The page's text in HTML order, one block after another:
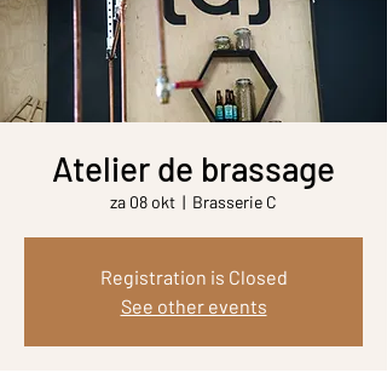
Atelier de brassage
za 08 okt
  |
Brasserie C
Registration is Closed
See other events